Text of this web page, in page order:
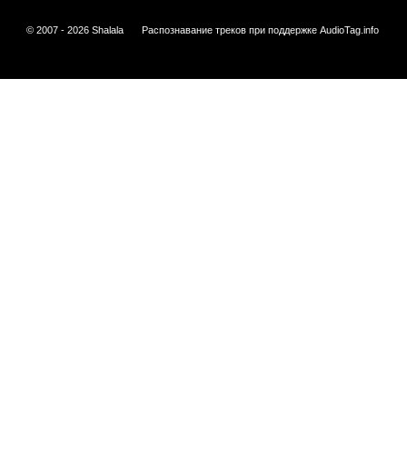
© 2007 - 2026 Shalala Распознавание треков при поддержке AudioTag.info